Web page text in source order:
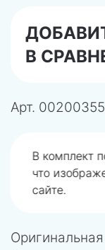
В
Арт.
В комплект
что
сайте.